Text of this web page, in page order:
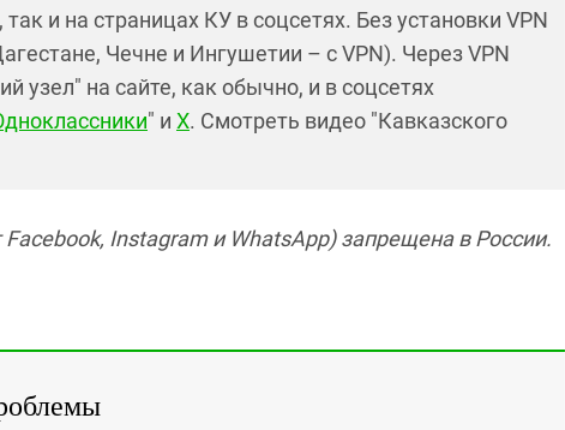
и на страницах КУ в соцсетях. Без установки VPN
Чечне и Ингушетии – с VPN). Через VPN
узел" на сайте, как обычно, и в соцсетях
" и X. Смотреть видео "Кавказского
Instagram и WhatsApp) запрещена в России.